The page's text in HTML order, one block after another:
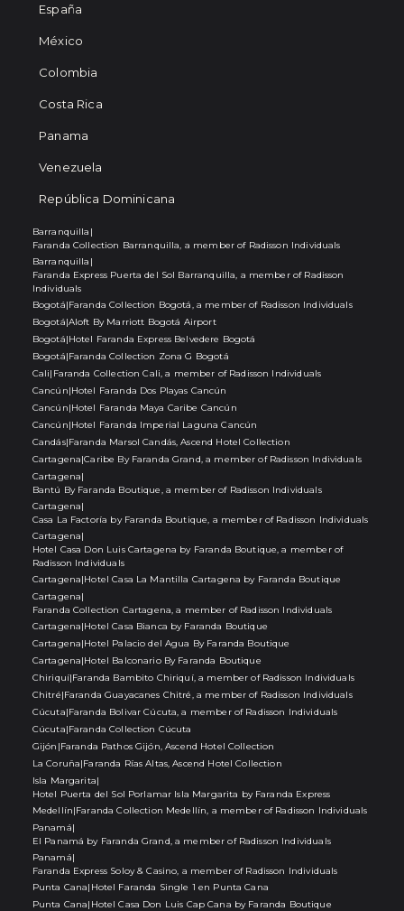
España
México
Colombia
Costa Rica
Panama
Venezuela
República Dominicana
Barranquilla |
Faranda Collection Barranquilla, a member of Radisson Individuals
Barranquilla |
Faranda Express Puerta del Sol Barranquilla, a member of Radisson
Individuals
Bogotá|Faranda Collection Bogotá, a member of Radisson Individuals
Bogotá|Aloft By Marriott Bogotá Airport
Bogotá|Hotel Faranda Express Belvedere Bogotá
Bogotá|Faranda Collection Zona G Bogotá
Cali| Faranda Collection Cali, a member of Radisson Individuals
Cancún|Hotel Faranda Dos Playas Cancún
Cancún|Hotel Faranda Maya Caribe Cancún
Cancún|Hotel Faranda Imperial Laguna Cancún
Candás|Faranda Marsol Candás, Ascend Hotel Collection
Cartagena|Caribe By Faranda Grand, a member of Radisson Individuals
Cartagena|
Bantú By Faranda Boutique, a member of Radisson Individuals
Cartagena|
Casa La Factoría by Faranda Boutique, a member of Radisson Individuals
Cartagena|
Hotel Casa Don Luis Cartagena by Faranda Boutique, a member of
Radisson Individuals
Cartagena|Hotel Casa La Mantilla Cartagena by Faranda Boutique
Cartagena|
Faranda Collection Cartagena, a member of Radisson Individuals
Cartagena|Hotel Casa Bianca by Faranda Boutique
Cartagena|Hotel Palacio del Agua By Faranda Boutique
Cartagena|Hotel Balconario By Faranda Boutique
Chiriquí|Faranda Bambito Chiriquí, a member of Radisson Individuals
Chitré|Faranda Guayacanes Chitré, a member of Radisson Individuals
Cúcuta|Faranda Bolivar Cúcuta, a member of Radisson Individuals
Cúcuta|Faranda Collection Cúcuta
Gijón |Faranda Pathos Gijón, Ascend Hotel Collection
La Coruña|Faranda Rías Altas, Ascend Hotel Collection
Isla Margarita|
Hotel Puerta del Sol Porlamar Isla Margarita by Faranda Express
Medellín|Faranda Collection Medellín, a member of Radisson Individuals
Panamá|
El Panamá by Faranda Grand, a member of Radisson Individuals
Panamá|
Faranda Express Soloy & Casino, a member of Radisson Individuals
Punta Cana| Hotel Faranda Single 1 en Punta Cana
Punta Cana| Hotel Casa Don Luis Cap Cana by Faranda Boutique